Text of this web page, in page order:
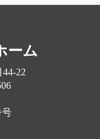
ーム
22
号